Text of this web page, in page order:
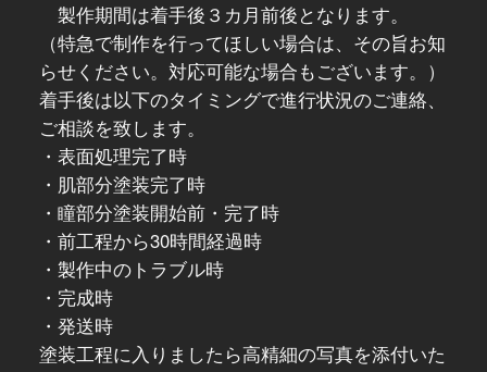
製作期間は着手後３カ月前後となります。
（特急で制作を行ってほしい場合は、その旨お知
らせください。対応可能な場合もございます。）
着手後は以下のタイミングで進行状況のご連絡、
ご相談を致します。
・表面処理完了時
・肌部分塗装完了時
・瞳部分塗装開始前・完了時
・前工程から30時間経過時
・製作中のトラブル時
・完成時
・発送時
塗装工程に入りましたら高精細の写真を添付いた